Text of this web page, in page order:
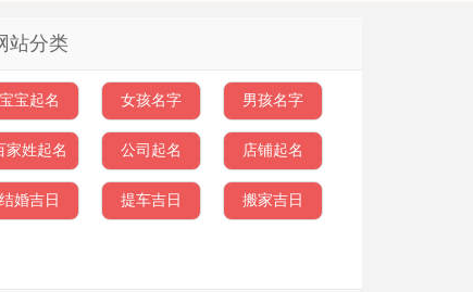
站分类
宝宝起名 女孩名字 男孩名字
家姓起名 公司起名 店铺起名
结婚吉日 提车吉日 搬家吉日